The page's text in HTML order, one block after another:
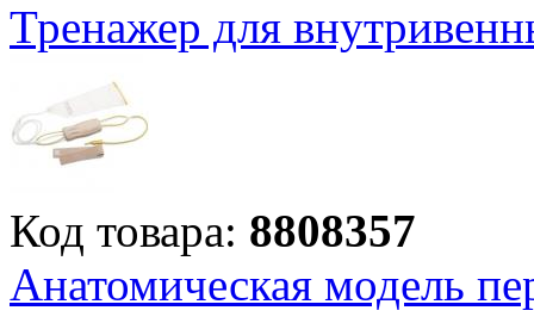
Тренажер для
Код товара: 8808357
Анатомическая модель